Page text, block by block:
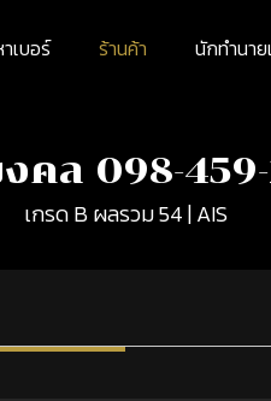
เบอร์ ร้านค้า นักทำนาย
งคล 098-
เกรด B ผลรวม 54 | AIS